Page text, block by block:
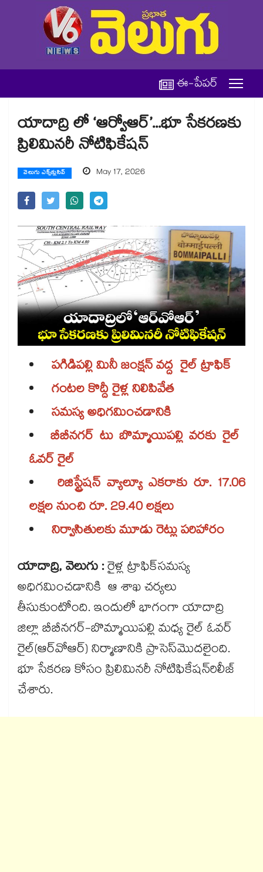
ఈ-పేపర్
యాదాద్రి లో ‘ఆర్వోఆర్’...భూ సేకరణకు
ప్రిలిమినరీ నోటిఫికేషన్
వెలుగు ఎక్స్‌క్లుసివ్ May 17, 2026
పగిడిపల్లి మినీ జంక్షన్​ వద్ద రైల్ ​ట్రాఫిక్​
గంటల కొద్దీ రైళ్ల నిలిపివేత
సమస్య అధిగమించడానికి
బీబీనగర్​ టు బొమ్మాయిపల్లి వరకు రైల్ ​
ఓవర్ రైల్​
రిజిస్ట్రేషన్​ వ్యాల్యూ ఎకరాకు రూ. 17.06
లక్షల నుంచి రూ. 29.40 లక్షలు
నిర్వాసితులకు మూడు రెట్లు పరిహారం
యాదాద్రి, వెలుగు :రైళ్ల ట్రాఫిక్​సమస్య
అధిగమించడానికి ఆ శాఖ చర్యలు
తీసుకుంటోంది. ఇందులో భాగంగా యాదాద్రి
జిల్లా బీబీనగర్​-బొమ్మాయిపల్లి మధ్య రైల్ ఓవర్​
రైల్​(ఆర్​వోఆర్​) నిర్మాణానికి ప్రాసెస్​మొదలైంది.
భూ సేకరణ కోసం ప్రిలిమినరీ నోటిఫికేషన్​రిలీజ్​
చేశారు.